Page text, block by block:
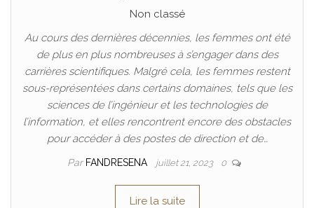
Non classé
Au cours des dernières décennies, les femmes ont été
de plus en plus nombreuses à s’engager dans des
carrières scientifiques. Malgré cela, les femmes restent
sous-représentées dans certains domaines, tels que les
sciences de l’ingénieur et les technologies de
l’information, et elles rencontrent encore des obstacles
pour accéder à des postes de direction et de…
Par FANDRESENA juillet 21, 2023 0
Lire la suite